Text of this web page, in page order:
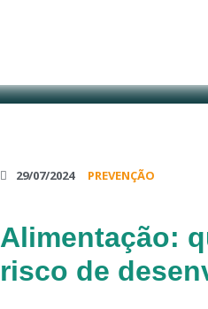
29/07/2024 PREVENÇÃO
Alimentação:
risco de